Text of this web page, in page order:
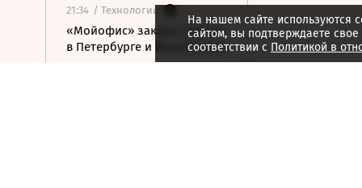
21:34 / Технологии
«Мойофис» закрыл офисы
в Петербурге и Иннополисе
На нашем сайте используются
сайтом, вы подтверждаете свое
соответствии с Политикой в